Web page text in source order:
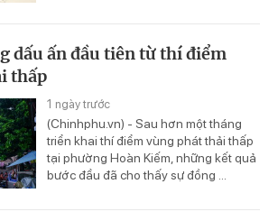
dấu ấn đầu tiên từ thí điểm
thấp
1 ngày trước
(Chinhphu.vn) - Sau hơn một tháng
triển khai thí điểm vùng phát thải thấp
tại phường Hoàn Kiếm, những kết quả
bước đầu đã cho thấy sự đồng ...